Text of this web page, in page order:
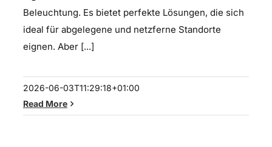
Beleuchtung. Es bietet perfekte Lösungen, die sich
ideal für abgelegene und netzferne Standorte
eignen. Aber [...]
2026-06-03T11:29:18+01:00
Read More